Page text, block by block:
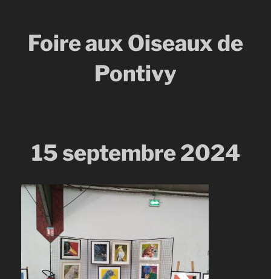
Foire aux Oiseaux de
Pontivy
15 septembre 2024